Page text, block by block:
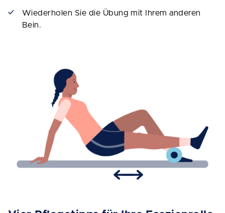
Wiederholen Sie die Übung mit Ihrem anderen
Bein.